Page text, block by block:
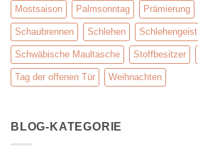
Mostsaison Palmsonntag Prämierung
Schaubrennen Schlehen Schlehengeist
Schwäbische Maultasche Stoffbesitzer
Tag der offenen Tür Weihnachten
BLOG-KATEGORIE